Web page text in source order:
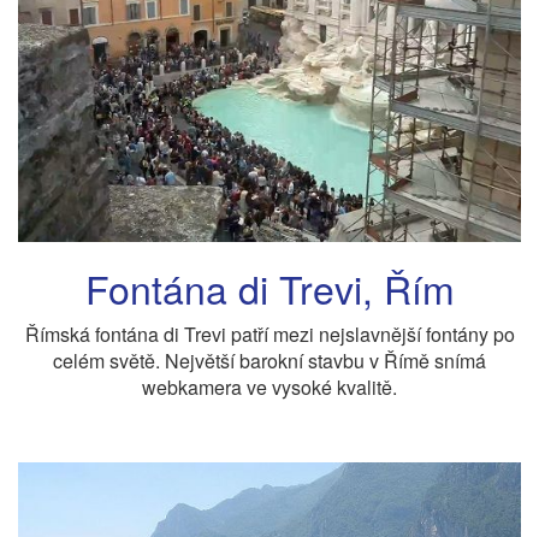
Fontána di Trevi, Řím
Římská fontána di Trevi patří mezi nejslavnější fontány po
celém světě. Největší barokní stavbu v Římě snímá
webkamera ve vysoké kvalitě.